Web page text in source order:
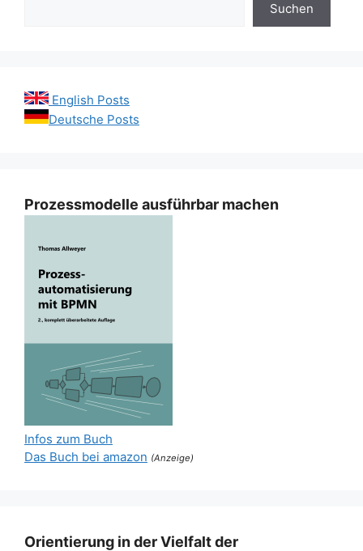
Suchen
English Posts
Deutsche Posts
Prozessmodelle ausführbar machen
Infos zum Buch
Das Buch bei amazon (Anzeige)
Orientierung in der Vielfalt der